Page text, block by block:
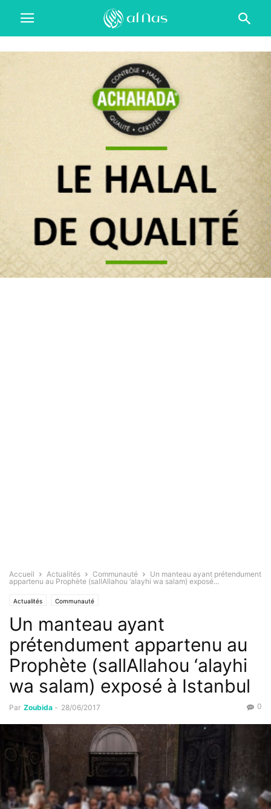
Accueil Actualités Communauté
Un manteau ayant prétendument
appartenu au Prophète (sallAllahou ‘alayhi wa salam) exposé...
Actualités Communauté
Un manteau ayant
prétendument appartenu au
Prophète (sallAllahou ‘alayhi
wa salam) exposé à Istanbul
Par Zoubida - 28/06/2017 0